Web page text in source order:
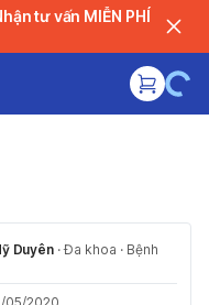
Duyên ·Đa khoa · Bệnh